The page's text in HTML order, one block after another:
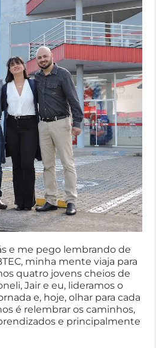
e me pego lembrando de
minha mente viaja para
quatro jovens cheios de
Jair e eu, lideramos o
e, hoje, olhar para cada
é relembrar os caminhos,
e principalmente